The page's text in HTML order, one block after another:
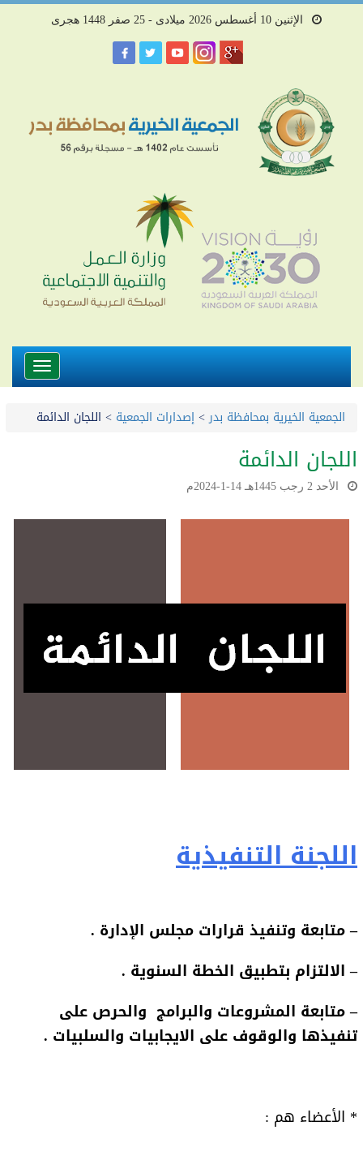
الإثنين 10 أغسطس 2026 ميلادى - 25 صفر 1448 هجرى
Toggle
الجمعية الخيرية بمحافظة بدر> إصدارات الجمعية > اللجان الدائمة
اللجان الدائمة
الأحد 2 رجب 1445هـ 14-1-2024م
اللجنة التنفيذية
– متابعة وتنفيذ قرارات مجلس الإدارة .
– الالتزام بتطبيق الخطة السنوية .
– متابعة المشروعات والبرامج والحرص على
تنفيذها والوقوف على الايجابيات والسلبيات .
* الأعضاء هم :